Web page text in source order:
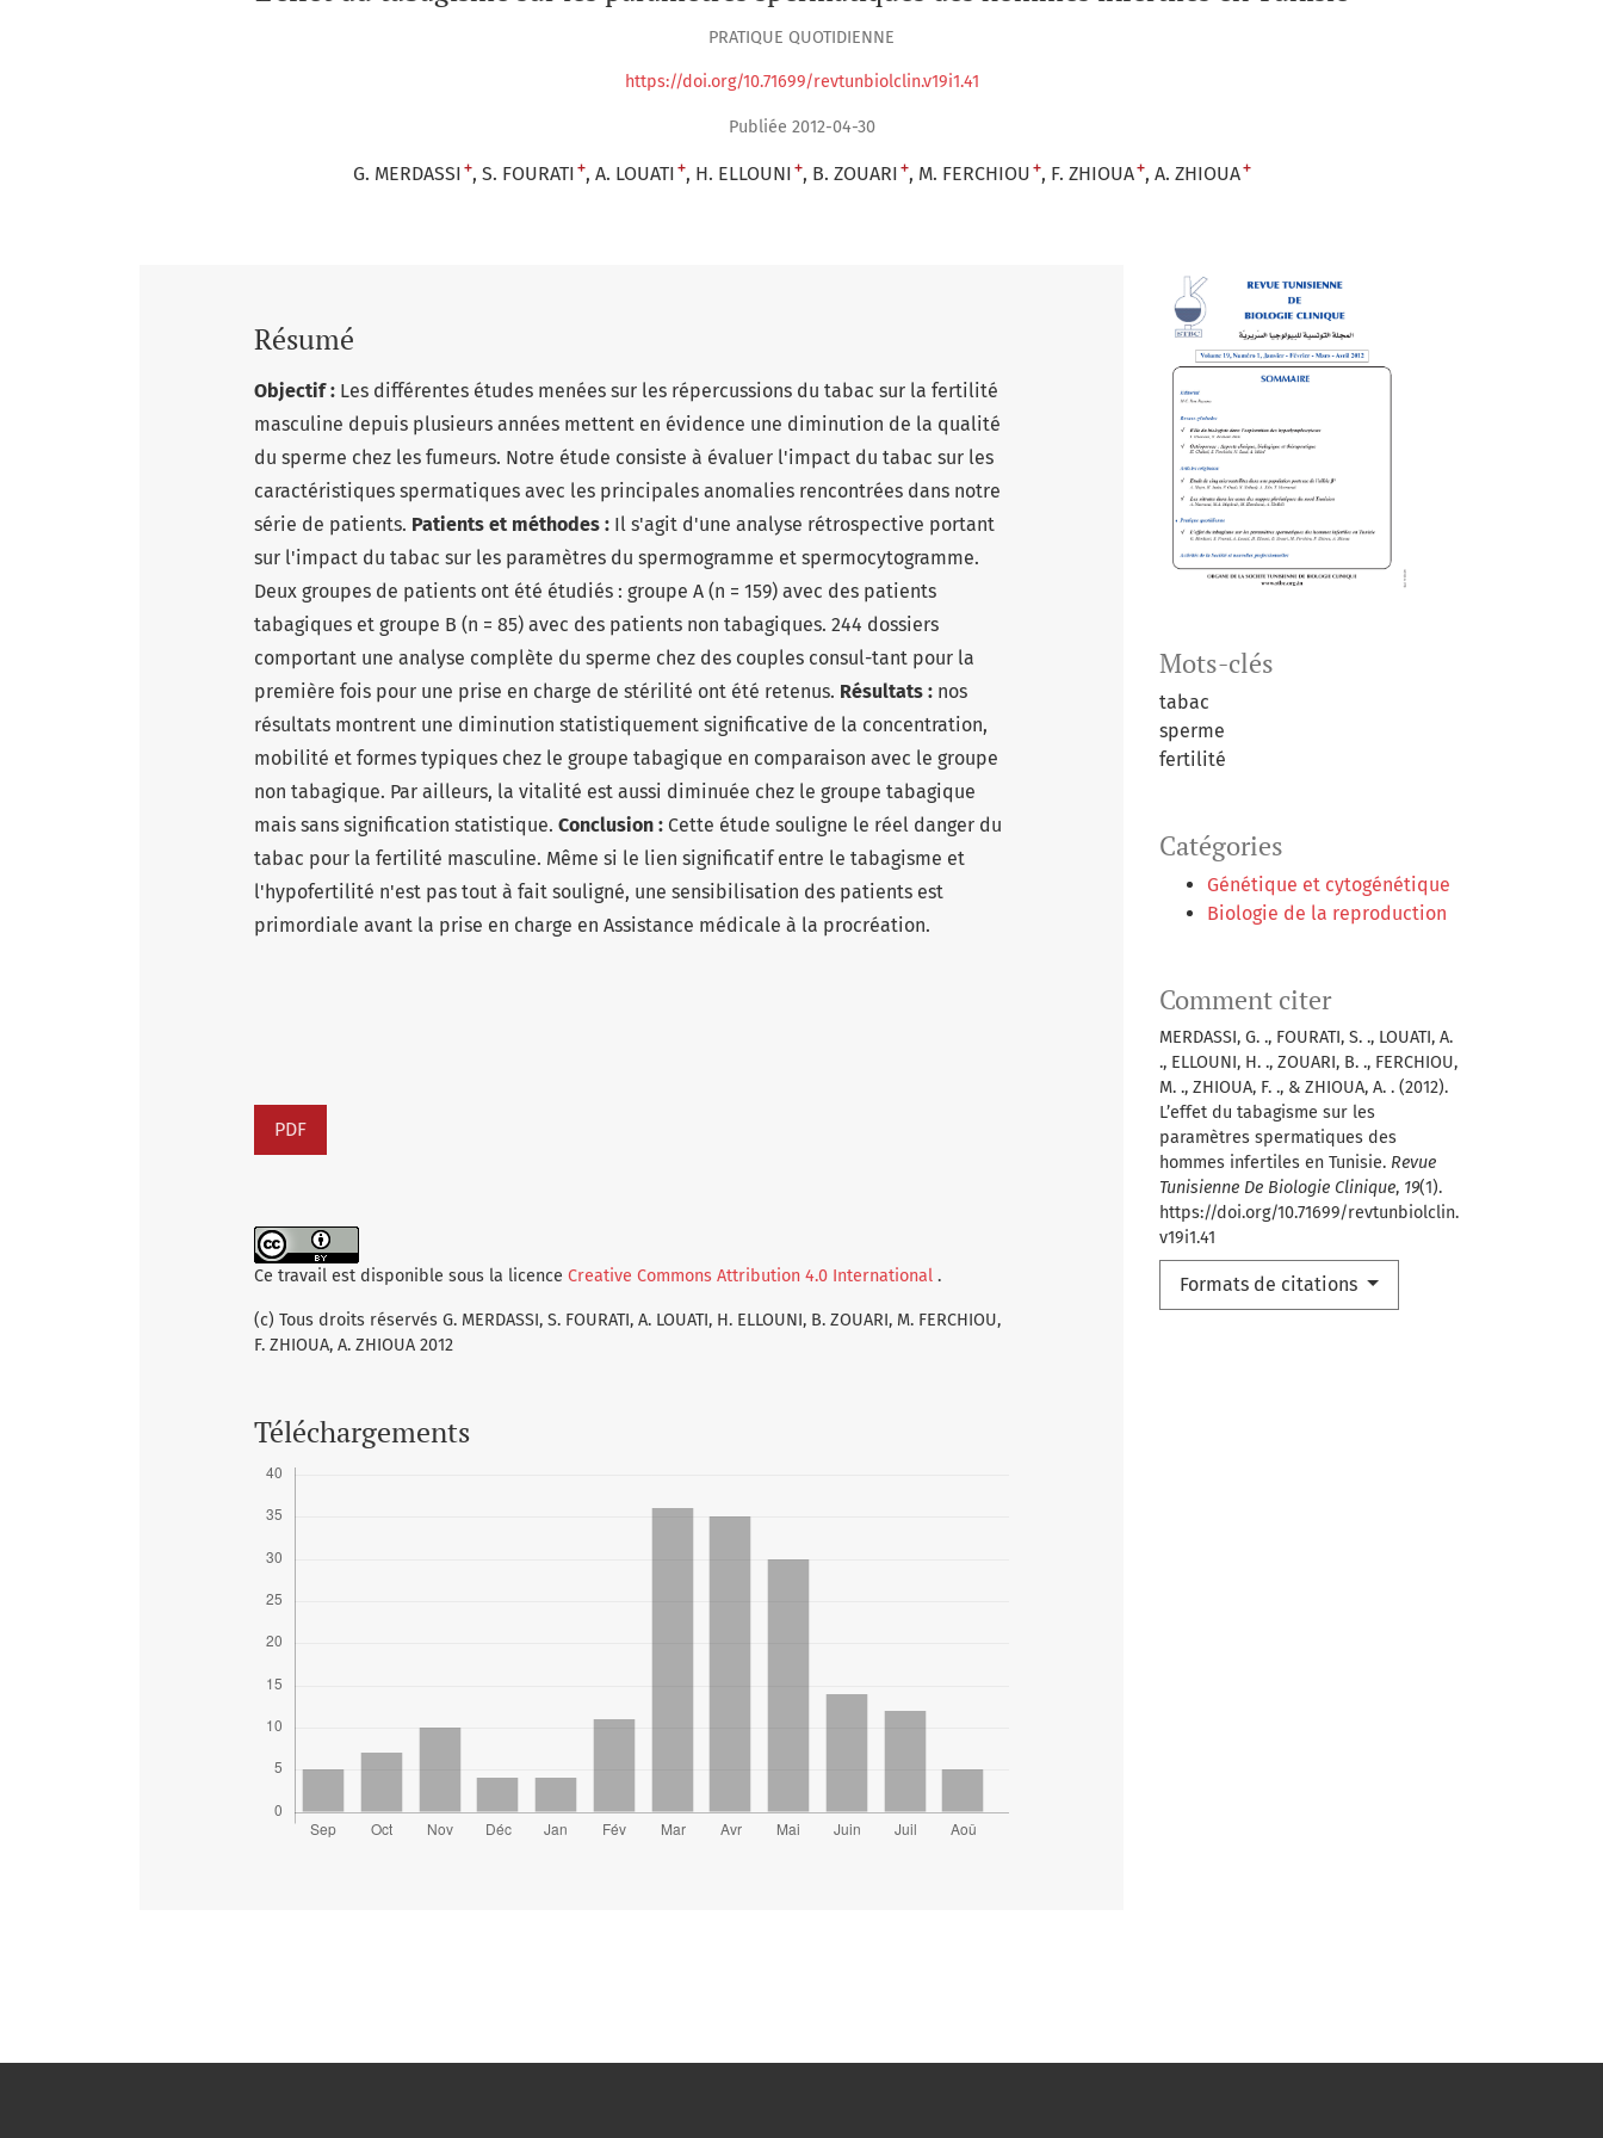
PRATIQUE QUOTIDIENNE
https://doi.org/10.71699/revtunbiolclin.v19i1.41
Publiée 2012-04-30
G. MERDASSI + S. FOURATI + A. LOUATI + H. ELLOUNI + B. ZOUARI + M. FERCHIOU + F. ZHIOUA+ A. ZHIOUA+
Mots-clés
tabac
sperme
fertilité
Catégories
Génétique et cytogénétique
Biologie de la reproduction
Comment citer
MERDASSI, G. ., FOURATI, S. ., LOUATI, A.
., ELLOUNI, H. ., ZOUARI, B. ., FERCHIOU,
M. ., ZHIOUA, F. ., & ZHIOUA, A. . (2012).
L’effet du tabagisme sur les
paramètres spermatiques des
hommes infertiles en Tunisie. Revue
Tunisienne De Biologie Clinique, 19(1).
https://doi.org/10.71699/revtunbiolclin.
v19i1.41
Formats de citations
Résumé
Objectif : Les différentes études menées sur les répercussions du tabac sur la fertilité
masculine depuis plusieurs années mettent en évidence une diminution de la qualité
du sperme chez les fumeurs. Notre étude consiste à évaluer l'impact du tabac sur les
caractéristiques spermatiques avec les principales anomalies rencontrées dans notre
série de patients. Patients et méthodes : Il s'agit d'une analyse rétrospective portant
sur l'impact du tabac sur les paramètres du spermogramme et spermocytogramme.
Deux groupes de patients ont été étudiés : groupe A (n = 159) avec des patients
tabagiques et groupe B (n = 85) avec des patients non tabagiques. 244 dossiers
comportant une analyse complète du sperme chez des couples consul-tant pour la
première fois pour une prise en charge de stérilité ont été retenus. Résultats : nos
résultats montrent une diminution statistiquement significative de la concentration,
mobilité et formes typiques chez le groupe tabagique en comparaison avec le groupe
non tabagique. Par ailleurs, la vitalité est aussi diminuée chez le groupe tabagique
mais sans signification statistique. Conclusion : Cette étude souligne le réel danger du
tabac pour la fertilité masculine. Même si le lien significatif entre le tabagisme et
l'hypofertilité n'est pas tout à fait souligné, une sensibilisation des patients est
primordiale avant la prise en charge en Assistance médicale à la procréation.
PDF
Ce travail est disponible sous la licence Creative Commons Attribution 4.0 International .
(c) Tous droits réservés G. MERDASSI, S. FOURATI, A. LOUATI, H. ELLOUNI, B. ZOUARI, M. FERCHIOU,
F. ZHIOUA, A. ZHIOUA 2012
Téléchargements